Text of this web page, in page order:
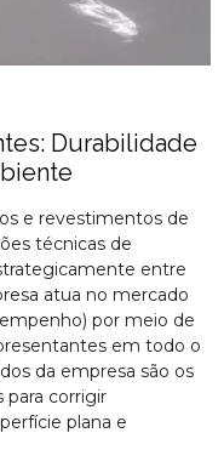
Durabilidade
e revestimentos de
técnicas de
entre
atua no mercado
por meio de
em todo o
da empresa são os
para corrigir
plana e